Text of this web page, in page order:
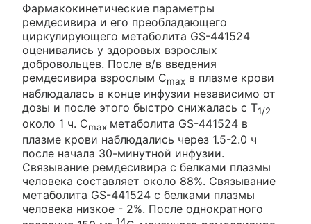
Фармакокинетические параметры
ремдесивира и его преобладающего
циркулирующего метаболита GS-441524
оценивались у здоровых взрослых
добровольцев. После в/в введения
ремдесивира взрослым Cmax в плазме крови
наблюдалась в конце инфузии независимо от
дозы и после этого быстро снижалась с T1/2
около 1 ч. Cmax метаболита GS-441524 в
плазме крови наблюдались через 1.5-2.0 ч
после начала 30-минутной инфузии.
Связывание ремдесивира с белками плазмы
человека составляет около 88%. Связывание
метаболита GS-441524 с белками плазмы
человека низкое - 2%. После однократного
14